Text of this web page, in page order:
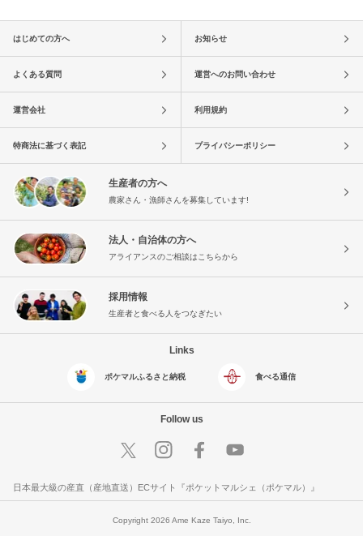
はじめての方へ お知らせ
よくある質問 運営へのお問い合わせ
運営会社 利用規約
特商法に基づく表記 プライバシーポリシー
生産者の方へ
農家さん・漁師さんを募集しています!
法人・自治体の方へ
アライアンスのご相談はこちらから
採用情報
生産者と食べる人をつなぎたい
Links
ポケマルふるさと納税 食べる通信
Follow us
日本最大級の産直（産地直送）ECサイト『ポケットマルシェ（ポケマル）』
Copyright 2026 Ame Kaze Taiyo, Inc.